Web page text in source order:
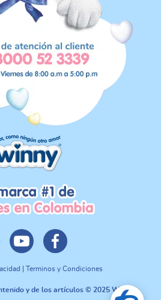
| Terminos y Condiciones
y de los artículos © 2025 Winny